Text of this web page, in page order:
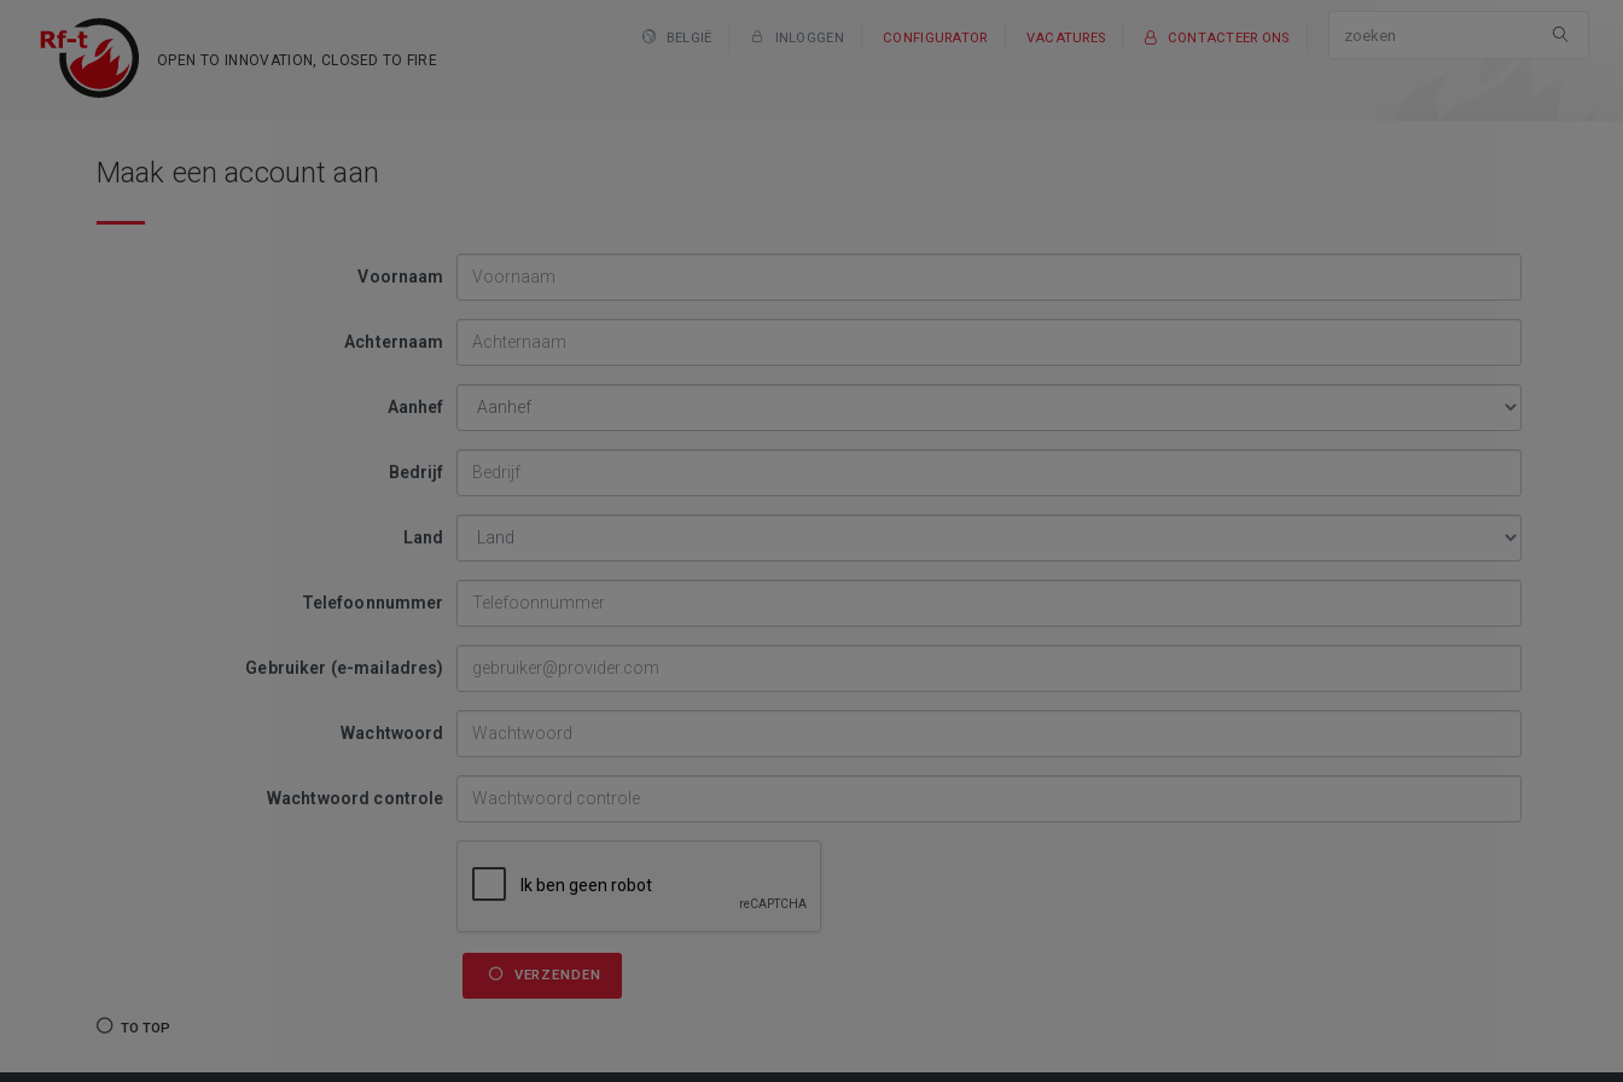
OPEN TO INNOVATION, CLOSED TO FIRE
BELGIË INLOGGEN CONFIGURATOR VACATURES CONTACTEER ONS
Maak een account aan
Voornaam
Achternaam
Aanhef
Bedrijf
Land
Telefoonnummer
Gebruiker (e-mailadres)
Wachtwoord
Wachtwoord controle
VERZENDEN
TO TOP